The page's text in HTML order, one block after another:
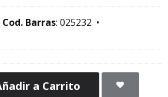
Cod. Barras: 025232 •
a Carrito